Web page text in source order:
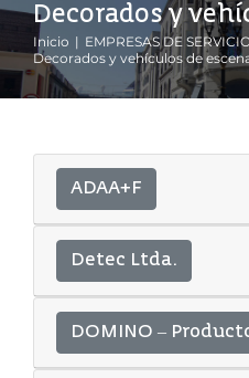
Decorados y
Inicio
EMPRESAS DE
Decorados y vehículos de
ADAA+F
Detec Ltda.
DOMINO –